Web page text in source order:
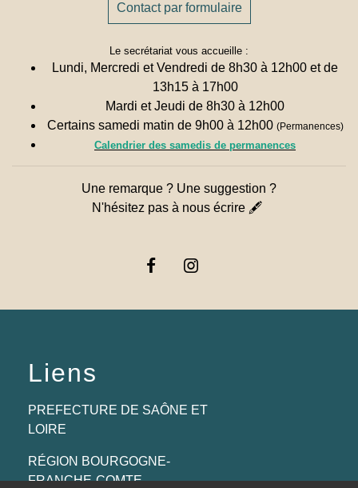
Contact par formulaire
Le secrétariat vous accueille :
Lundi, Mercredi et Vendredi de 8h30 à 12h00 et de
13h15 à 17h00
Mardi et Jeudi de 8h30 à 12h00
Certains samedi matin de 9h00 à 12h00 (Permanences)
Calendrier des samedis de permanences
Une remarque ? Une suggestion ?
N'hésitez pas à nous écrire 🖋
Liens
PREFECTURE DE SAÔNE ET
LOIRE
RÉGION BOURGOGNE-
FRANCHE-COMTE